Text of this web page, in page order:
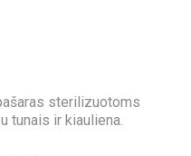
sterilizuotoms
tunais ir kiauliena.